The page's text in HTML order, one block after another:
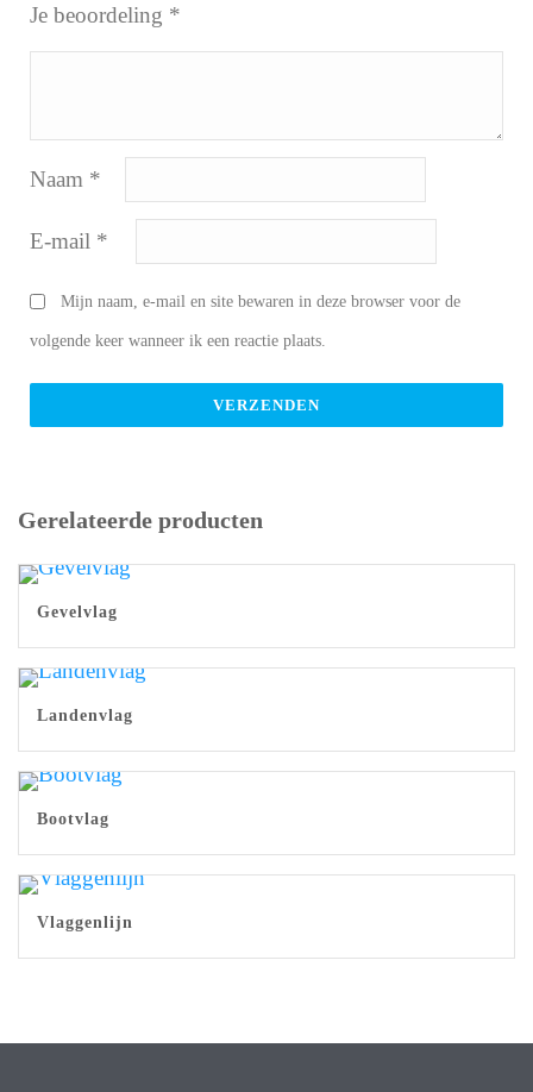
Je beoordeling *
Naam *
E-mail *
Mijn naam, e-mail en site bewaren in deze browser voor de
volgende keer wanneer ik een reactie plaats.
Gerelateerde producten
Gevelvlag
Landenvlag
Bootvlag
Vlaggenlijn